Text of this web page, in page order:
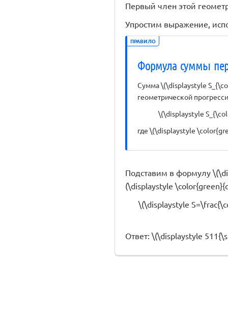
Первый член этой
Упростим выражение,
ПРАВИЛО
Формула суммы
Сумма \(\displaystyle
геометрической
\(\displaystyle
где \(\displaystyle
Подставим в формулу
(\displaystyle
\(\displaystyle
Ответ: \(\displaystyle